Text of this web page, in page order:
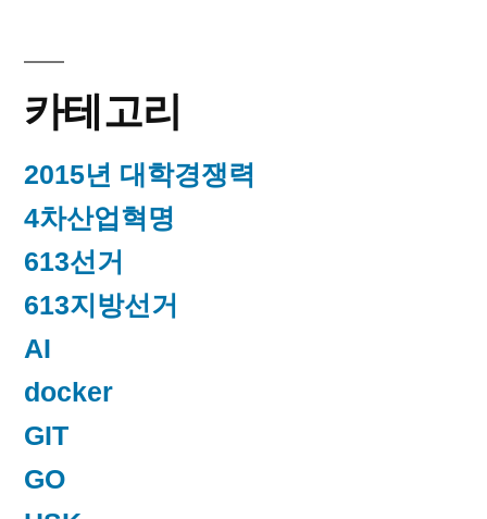
카테고리
2015년 대학경쟁력
4차산업혁명
613선거
613지방선거
AI
docker
GIT
GO